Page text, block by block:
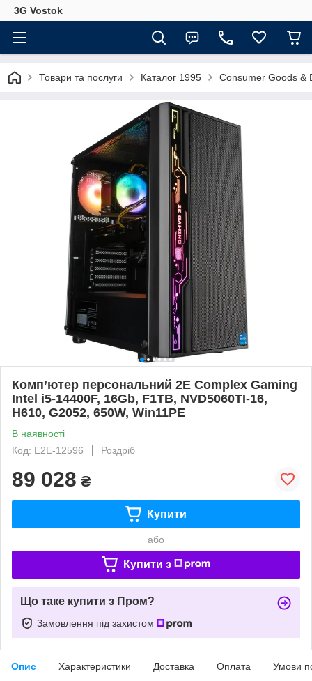
3G Vostok
Товари та послуги Каталог 1995 Consumer Goods &
Комп’ютер персональний 2E Complex Gaming
Intel i5-14400F, 16Gb, F1TB, NVD5060TI-16,
H610, G2052, 650W, Win11PE
В наявності
Код: E2E-12596
Роздріб
89 028 ₴
Купити
або
Купити з
Що таке купити з Пром?
Замовлення під захистом
Опис Характеристики Доставка Оплата Умови